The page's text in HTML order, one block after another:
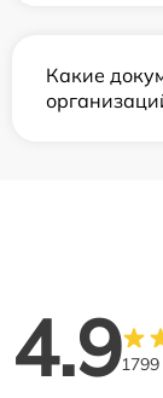
Какие
4.9